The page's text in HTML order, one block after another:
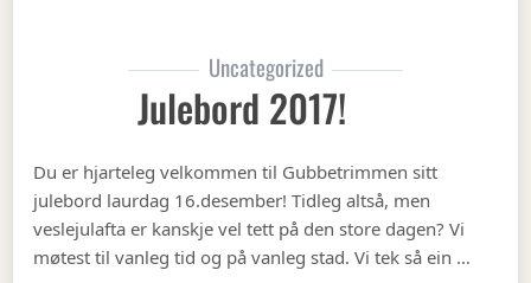
Uncategorized
Julebord 2017!
Du er hjarteleg velkommen til Gubbetrimmen sitt
julebord laurdag 16.desember! Tidleg altså, men
veslejulafta er kanskje vel tett på den store dagen? Vi
møtest til vanleg tid og på vanleg stad. Vi tek så ein …